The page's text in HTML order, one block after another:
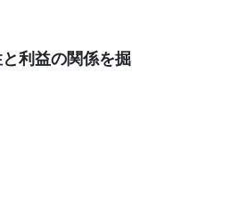
利益の関係を掘